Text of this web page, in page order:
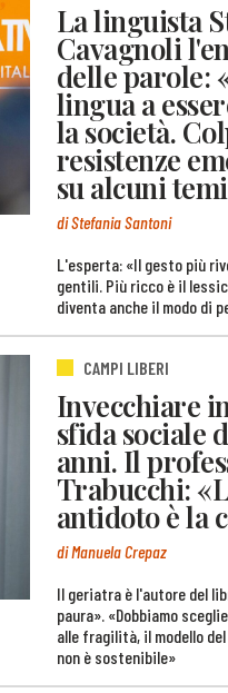
La linguista
Cavagnoli
delle parole:
lingua a
la società.
resistenze
su alcuni
di Stefania Santoni
L'esperta: «Il gesto più
gentili. Più ricco è il
diventa anche il modo di
CAMPI LIBERI
Invecchiare
sfida sociale
anni. Il
Trabucchi:
antidoto è la
di Manuela Crepaz
Il geriatra è l'autore del
paura». «Dobbiamo
alle fragilità, il modello
non è sostenibile»